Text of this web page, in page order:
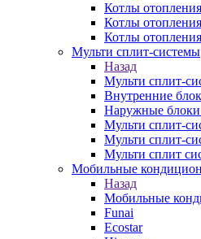
Котлы
Котлы
Котлы
Мульти сплит-системы
Назад
Мульти сплит-
Внутренние
Наружные блоки
Мульти сплит-
Мульти сплит-
Мульти сплит
Мобильные
Назад
Мобильные
Funai
Ecostar